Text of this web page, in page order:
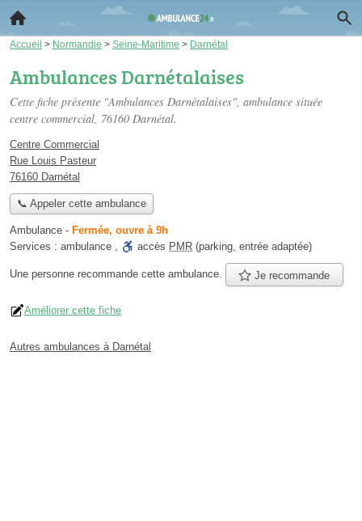
Accueil > Normandie > Seine-Maritime > Darnétal
Ambulances Darnétalaises
Cette fiche présente "Ambulances Darnétalaises", ambulance située
centre commercial, 76160 Darnétal.
Centre Commercial
Rue Louis Pasteur
76160 Darnétal
📞 Appeler cette ambulance
Ambulance - Fermée, ouvre à 9h
Services : ambulance , accès PMR (parking, entrée adaptée)
Une personne recommande cette ambulance. Je recommande
Améliorer cette fiche
Autres ambulances à Darnétal